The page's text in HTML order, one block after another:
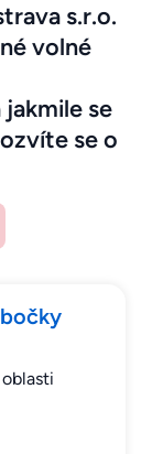
s.r.o.
volné
se
se o